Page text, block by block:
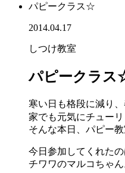
パピークラス☆
2014.04.17
しつけ教室
パピークラ
寒い日も格段に減り
家でも元気にチュー
そんな本日、パピー教
今日参加してくれたの
チワワのマルコちゃん